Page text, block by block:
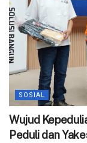
SOSIAL
Wujud
Peduli dan